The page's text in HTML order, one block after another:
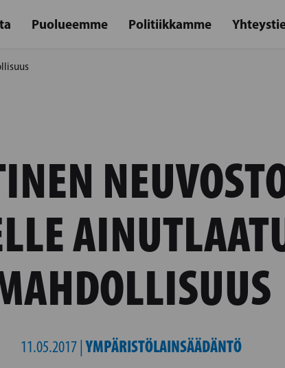
Puolueemme Politiikkamme
11.05.2017 |YMPÄRISTÖLAINSÄÄDÄNTÖ